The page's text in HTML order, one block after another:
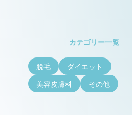
カテゴリー一覧
脱毛
ダイエット
美容皮膚科
その他